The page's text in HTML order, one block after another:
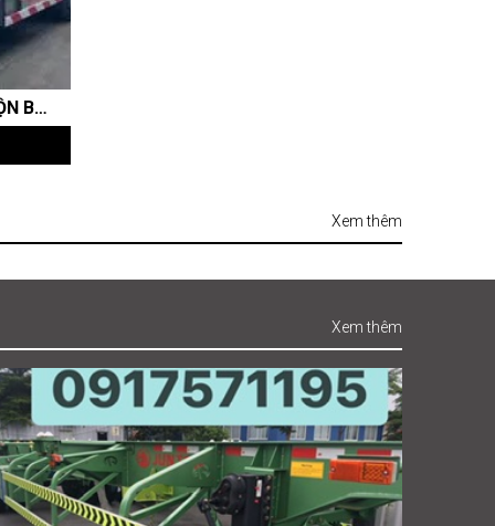
10 KHỐI (M3) - XE BỒN TRỘN BÊ TÔNG HOWO 340HP - CABIN V7G
Xem thêm
Xem thêm